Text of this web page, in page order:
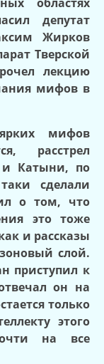
областях
депутат
Жирков
Тверской
лекцию
мифов в
мифов
расстрел
и Катыни, по
сделали
о том, что
это тоже
и рассказы
слой.
приступил к
он на
только
этого
на все